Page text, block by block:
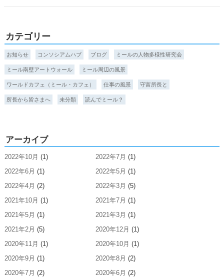
カテゴリー
お知らせ コンソシアムハブ ブログ ミールの人物多様性研究会
ミール南壁アートウォール ミール周辺の風景
ワールドカフェ（ミール・カフェ） 仕事の風景 守富所長と
所長から皆さまへ 未分類 読んでミール？
アーカイブ
2022年10月 (1) 2022年7月 (1)
2022年6月 (1) 2022年5月 (1)
2022年4月 (2) 2022年3月 (5)
2021年10月 (1) 2021年7月 (1)
2021年5月 (1) 2021年3月 (1)
2021年2月 (5) 2020年12月 (1)
2020年11月 (1) 2020年10月 (1)
2020年9月 (1) 2020年8月 (2)
2020年7月 (2) 2020年6月 (2)